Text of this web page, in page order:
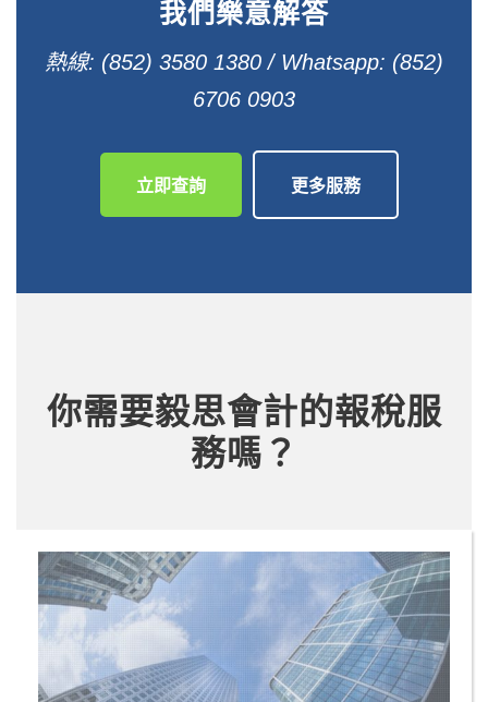
我們樂意解答
熱線: (852) 3580 1380 / Whatsapp: (852)
6706 0903
立即查詢 更多服務
你需要毅思會計的報稅服
務嗎？